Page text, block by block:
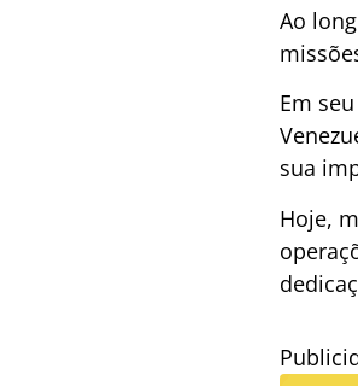
Ao
Em
sua
Hoje,